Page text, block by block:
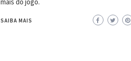
SAIBA MAIS